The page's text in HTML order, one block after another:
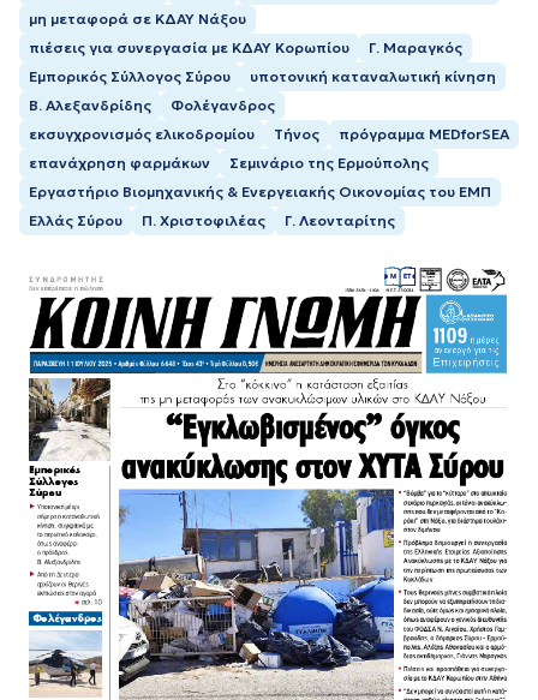
μη μεταφορά σε ΚΔΑΥ Νάξου
πιέσεις για συνεργασία με ΚΔΑΥ Κορωπίου
Γ. Μαραγκός
Εμπορικός Σύλλογος Σύρου
υποτονική καταναλωτική κίνηση
Β. Αλεξανδρίδης
Φολέγανδρος
εκσυγχρονισμός ελικοδρομίου
Τήνος
πρόγραμμα MEDforSEA
επανάχρηση φαρμάκων
Σεμινάριο της Ερμούπολης
Εργαστήριο Βιομηχανικής & Ενεργειακής Οικονομίας του ΕΜΠ
Ελλάς Σύρου
Π. Χριστοφιλέας Γ. Λεονταρίτης